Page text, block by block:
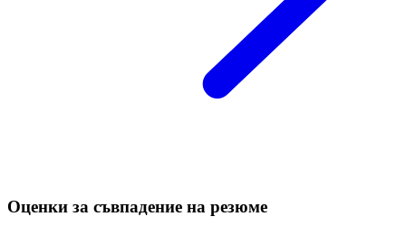
Оценки за съвпадение на резюме